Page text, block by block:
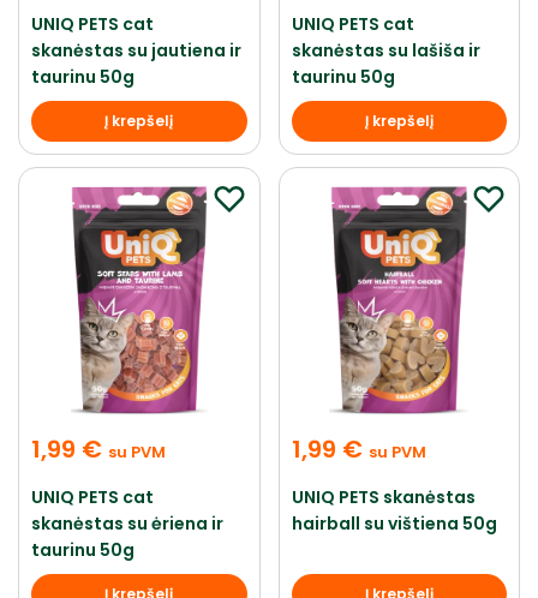
UNIQ PETS cat
skanėstas su jautiena ir
taurinu 50g
Į krepšelį
UNIQ PETS cat
skanėstas su lašiša ir
taurinu 50g
Į krepšelį
1,99 € su PVM
UNIQ PETS cat
skanėstas su ėriena ir
taurinu 50g
Į krepšelį
1,99 € su PVM
UNIQ PETS skanėstas
hairball su vištiena 50g
Į krepšelį